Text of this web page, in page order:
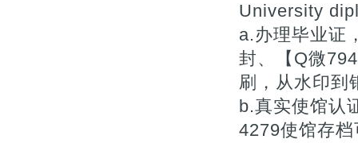
University
a.办理毕业证
封、【Q微
刷，从水印到
b.真实使馆认
4279使馆存